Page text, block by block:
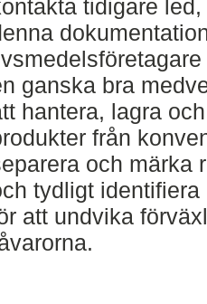
tidigare
ganska bra
hantera, lagra
från
och märka
tydligt
att undvika